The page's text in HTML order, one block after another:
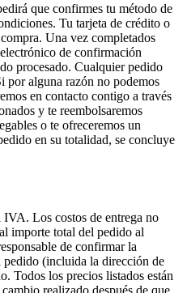
que confirmes tu método de
Tu tarjeta de crédito o
Una vez completados
de confirmación
procesado. Cualquier pedido
por alguna razón no podemos
en contacto contigo a través
y te reembolsaremos
o te ofreceremos un
en su totalidad, se concluye
Los costos de entrega no
importe total del pedido al
de confirmar la
pedido (incluida la dirección de
Todos los precios listados están